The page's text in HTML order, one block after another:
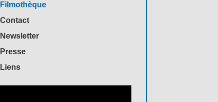
Filmothèque
Contact
Newsletter
Presse
Liens